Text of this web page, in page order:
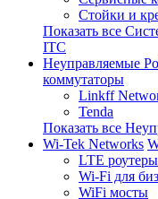
Стойки и
Показать все
ITC
Неуправляемые
коммутаторы
Linkff
Tenda
Показать все
Wi-Tek Networks
LTE роутеры
Wi-Fi для
WiFi мосты